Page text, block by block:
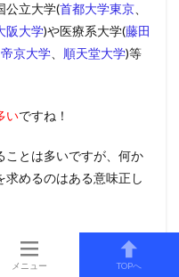
公立大学(首都大学東京
阪大学)や医療系大学(藤田
帝京大学 順天堂大学)等
いですね！
ことは多いですが、何か
求めるのはある意味正し
定期的に募集がかかるの
メニュー TOPへ